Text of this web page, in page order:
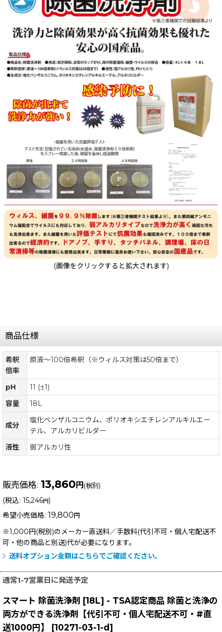
(画像をクリックすると拡大されます)
商品仕様
希釈
倍率
原液〜100倍希釈（※ウィルス対策は50倍まで）
pH
11 (±1)
容量
18L
成分
塩化ベンザルコニウム、ポリオキシエチレンアルキルエー
テル、アルカリビルダー
液性
弱アルカリ性
販売価格: 13,860円(税別)
(税込: 15,246円)
希望小売価格: 19,800円
※1,000円(税別)のメーカー直送料／手数料(代引不可・個人宅配送不
可・他の商品と別送)代が必要になります。
送料オプション金額はこちらでご確認ください。
通常1-7営業日に発送予定
スマート 除菌洗浄剤 [18L] - TSA認定商品 除菌と洗浄の
両方ができる洗浄剤【代引不可・個人宅配送不可・#直
送1000円】
[10271-03-1-d]